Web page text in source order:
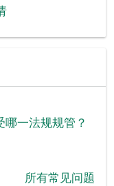
一法规规管？
所有常见问题